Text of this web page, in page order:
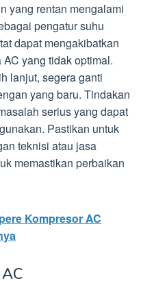
yang rentan mengalami
pengatur suhu
dapat mengakibatkan
yang tidak optimal.
lanjut, segera ganti
yang baru. Tindakan
serius yang dapat
Pastikan untuk
teknisi atau jasa
memastikan perbaikan
Kompresor AC